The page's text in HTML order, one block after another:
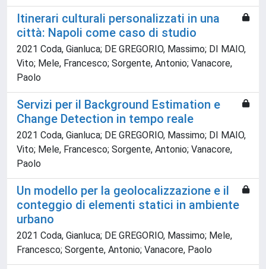
Itinerari culturali personalizzati in una
città: Napoli come caso di studio
2021 Coda, Gianluca; DE GREGORIO, Massimo; DI MAIO,
Vito; Mele, Francesco; Sorgente, Antonio; Vanacore,
Paolo
Servizi per il Background Estimation e
Change Detection in tempo reale
2021 Coda, Gianluca; DE GREGORIO, Massimo; DI MAIO,
Vito; Mele, Francesco; Sorgente, Antonio; Vanacore,
Paolo
Un modello per la geolocalizzazione e il
conteggio di elementi statici in ambiente
urbano
2021 Coda, Gianluca; DE GREGORIO, Massimo; Mele,
Francesco; Sorgente, Antonio; Vanacore, Paolo